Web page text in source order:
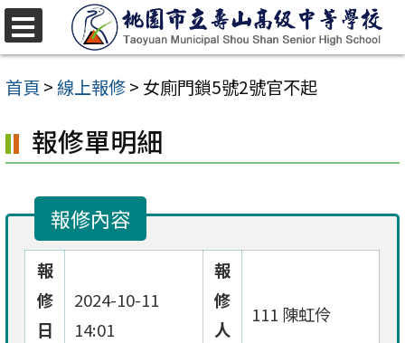
跳
至
主
內
容
首頁 >線上報修> 女廁門鎖5號2號官不起
報修單明細
報修內容
報
修
日
2024-10-11
14:01
報
修
人
111 陳虹伶
選
單